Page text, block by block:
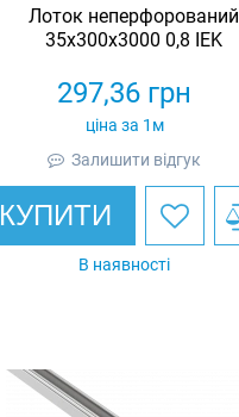
Лоток неперфорований
35х300х3000 0,8 IEK
297,36 грн
ціна за 1м
Залишити відгук
КУПИТИ
В наявності